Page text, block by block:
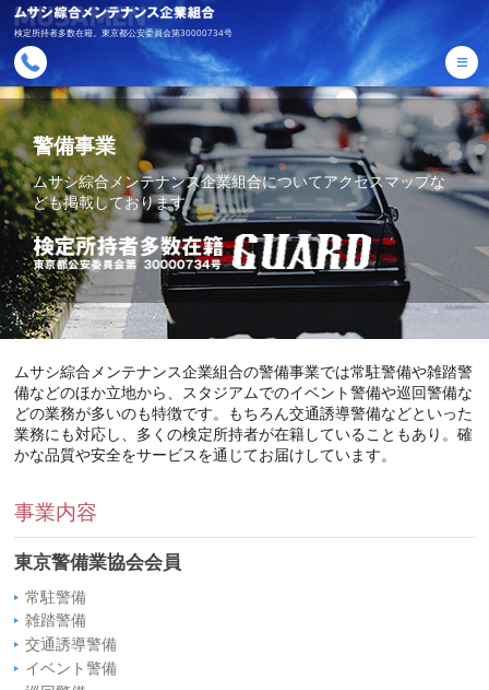
検定所持者多数在籍。東京都公安委員会第30000734号
≡
警備事業
ムサシ綜合メンテナンス企業組合についてアクセスマップな
ども掲載しております。
ムサシ綜合メンテナンス企業組合の警備事業では常駐警備や雑踏警
備などのほか立地から、スタジアムでのイベント警備や巡回警備な
どの業務が多いのも特徴です。もちろん交通誘導警備などといった
業務にも対応し、多くの検定所持者が在籍していることもあり。確
かな品質や安全をサービスを通じてお届けしています。
事業内容
東京警備業協会会員
常駐警備
雑踏警備
交通誘導警備
イベント警備